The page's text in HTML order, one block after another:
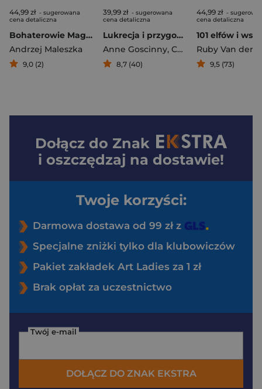
44,99 zł - sugerowana
cena detaliczna
Bohaterowie Magicznego Drzewa. Porwanie [2026]
Andrzej Maleszka
9,0 (2)
39,99 zł - sugerowana
cena detaliczna
Lukrecja i przygoda życia
Anne Goscinny, Catel
8,7 (40)
44,99 zł -
cena detaliczna
9,5 (73)
Dołącz do Znak
i oszczędzaj na dostawie!
Twoje korzyści:
Darmowa dostawa od 99 zł z
Specjalne zniżki tylko dla klubowiczów
Pakiet zakładek Art Ladies za 1 zł
Brak opłat za uczestnictwo
Twój e-mail
DOŁĄCZ DO ZNAK EKSTRA